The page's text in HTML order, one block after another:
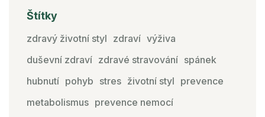
Štítky
zdravý životní styl zdraví výživa
duševní zdraví zdravé stravování spánek
hubnutí pohyb stres životní styl prevence
metabolismus prevence nemocí